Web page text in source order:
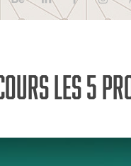
Les 5